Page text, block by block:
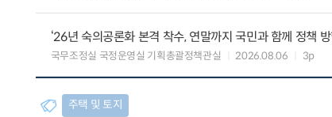
‘26년 숙의공론화 본격 착수, 연말까지 국민과 함께 정책
국무조정실 국정운영실 기획총괄정책관실 2026.08.06 3p
주택 및 토지